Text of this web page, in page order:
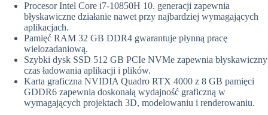
Procesor Intel Core i7-10850H 10. generacji zapewnia
błyskawiczne działanie nawet przy najbardziej wymagających
aplikacjach.
Pamięć RAM 32 GB DDR4 gwarantuje płynną pracę
wielozadaniową.
Szybki dysk SSD 512 GB PCIe NVMe zapewnia błyskawiczny
czas ładowania aplikacji i plików.
Karta graficzna NVIDIA Quadro RTX 4000 z 8 GB pamięci
GDDR6 zapewnia doskonałą wydajność graficzną w
wymagających projektach 3D, modelowaniu i renderowaniu.